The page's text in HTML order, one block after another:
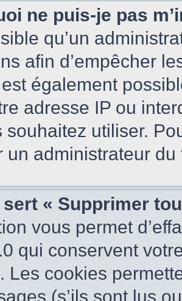
ne puis-je pas
qu’un
afin d’empêcher
également
adresse IP ou
souhaitez utiliser.
un administrateur du
sert « Supprimer
vous permet
qui conservent
Les cookies
(s’ils sont lus